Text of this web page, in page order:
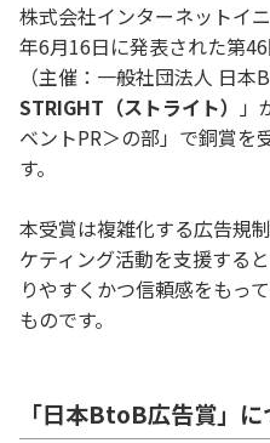
株式会社インターネットイ
年6月16日に発表された第
（主催：一般社団法人 日
STRIGHT（ストライト）
」
ベントPR＞の部」で銅賞を
す。
本受賞は複雑化する広告規
ケティング活動を支援する
りやすくかつ信頼感をもっ
ものです。
「日本BtoB広告賞」に